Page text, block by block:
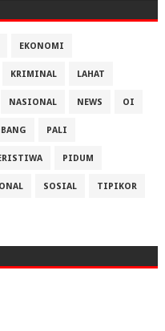
EKONOMI
KRIMINAL LAHAT
NASIONAL NEWS OI
PALI
PIDUM
SOSIAL TIPIKOR